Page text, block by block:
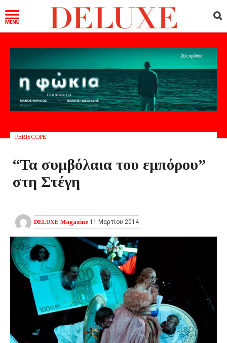
PERISCOPE
“Τα συμβόλαια του εμπόρου”
στη Στέγη
DELUXE Magazine 11 Μαρτίου 2014